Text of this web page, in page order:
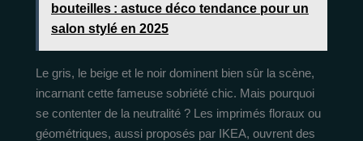
bouteilles : astuce déco tendance pour un
salon stylé en 2025
Le gris, le beige et le noir dominent bien sûr la scène,
incarnant cette fameuse sobriété chic. Mais pourquoi
se contenter de la neutralité ? Les imprimés floraux ou
géométriques, aussi proposés par IKEA, ouvrent des